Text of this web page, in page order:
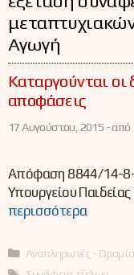
Αγωγή
Καταργούνται
αποφάσεις
17 Αυγούστου, 2015 -από
Απόφαση 8844/14-
Υπουργείου
περισσότερα
Κατηγορίες
Αναπληρωτές -
Ετικέτες